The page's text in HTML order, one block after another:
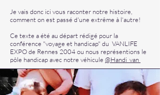
Je vais donc ici vous raconter notre histoire,
comment on est passé d'une extrême à l'autre!
Ce texte a été au départ rédigé pour la
conférence "voyage et handicap" du VANLIFE
EXPO de Rennes 2004 ou nous représentions le
pôle handicap avec notre véhicule @Handi_van